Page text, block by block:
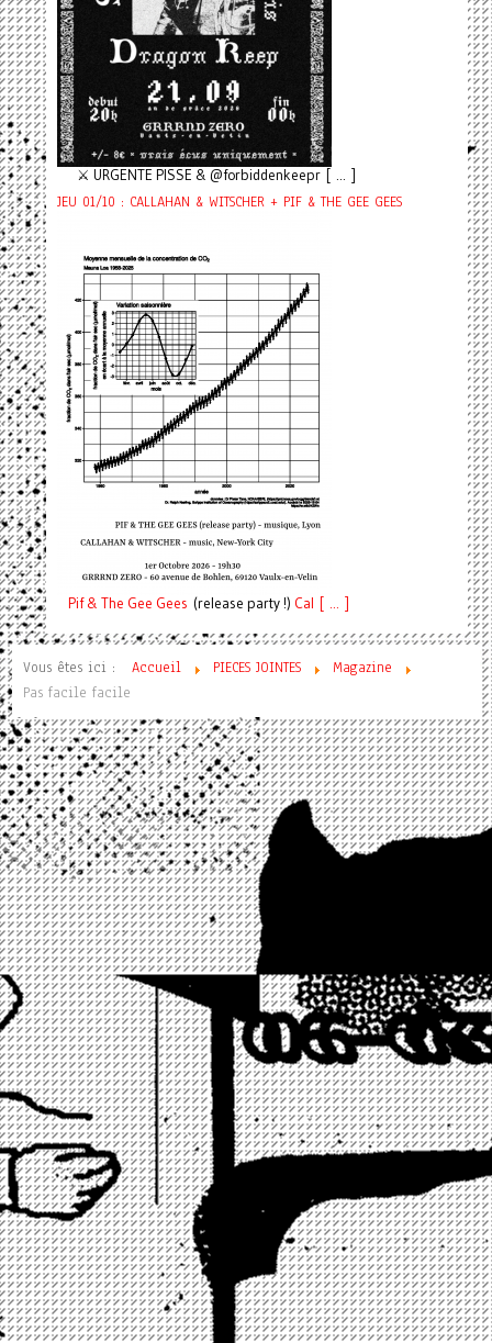
⚔️ URGENTE PISSE & @forbiddenkeepr [ ... ]
JEU 01/10 : CALLAHAN & WITSCHER + PIF & THE GEE GEES
Pif& The Gee Gees (release party !) Cal [ ... ]
Vous êtes ici : Accueil PIECES JOINTES
Magazine
Pas facile facile